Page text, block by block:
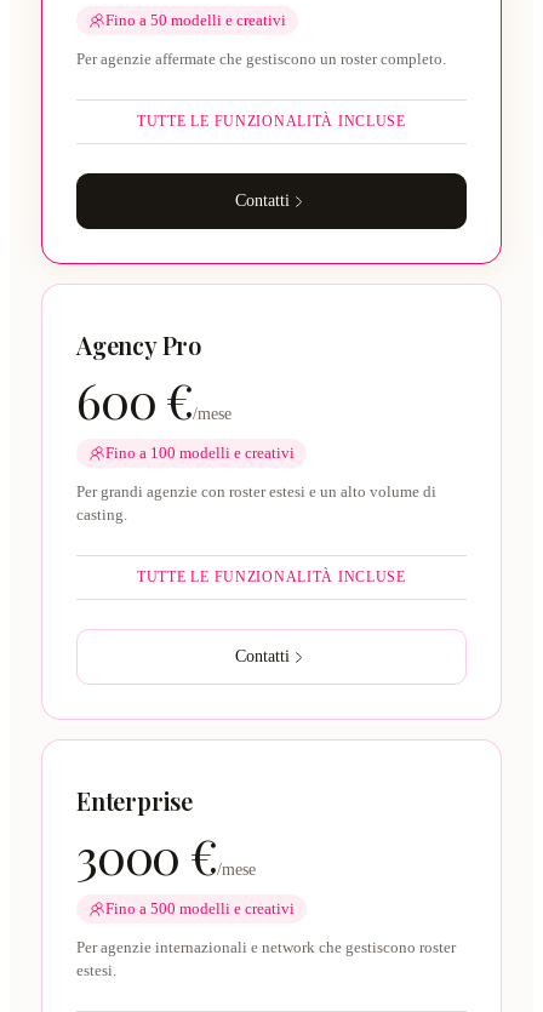
Fino a 50 modelli e creativi
Per agenzie affermate che gestiscono un roster completo.
TUTTE LE FUNZIONALITÀ INCLUSE
Contatti
Agency Pro
600 €/mese
Fino a 100 modelli e creativi
Per grandi agenzie con roster estesi e un alto volume di
casting.
TUTTE LE FUNZIONALITÀ INCLUSE
Contatti
Enterprise
3000 €/mese
Fino a 500 modelli e creativi
Per agenzie internazionali e network che gestiscono roster
estesi.